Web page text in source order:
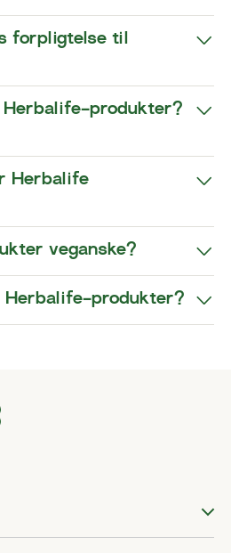
forpligtelse til
Herbalife-produkter?​
Herbalife
veganske?​
Herbalife-produkter?​